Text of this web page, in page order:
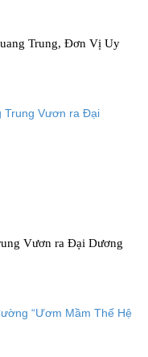
Trung, Đơn Vị Uy
Vươn ra Đại Dương